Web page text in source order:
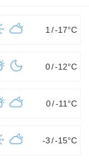
1 /-17°C
0/-12°C
0/-11 °C
-3 /-15°C